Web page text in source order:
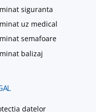
siguranta
uz medical
semafoare
balizaj
datelor